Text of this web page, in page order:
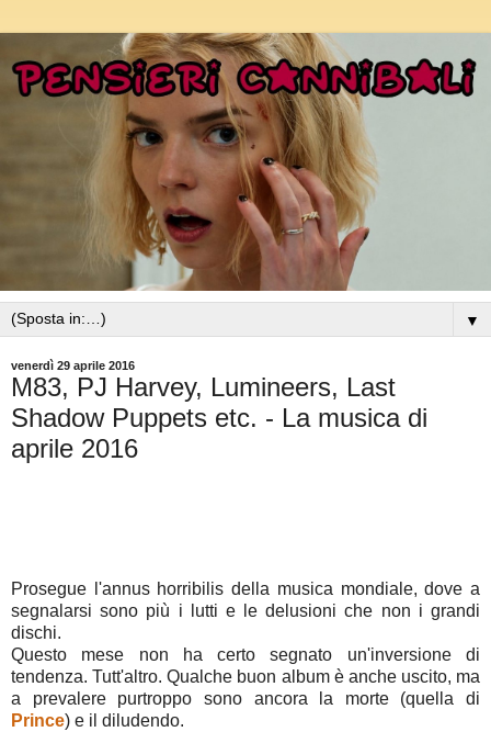
▼
venerdì 29 aprile 2016
M83, PJ Harvey, Lumineers, Last
Shadow Puppets etc. - La musica di
aprile 2016
Prosegue l'annus horribilis della musica mondiale, dove a
segnalarsi sono più i lutti e le delusioni che non i grandi
dischi.
Questo mese non ha certo segnato un'inversione di
tendenza. Tutt'altro. Qualche buon album è anche uscito, ma
a prevalere purtroppo sono ancora la morte (quella di
Prince) e il diludendo.